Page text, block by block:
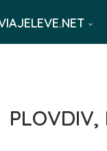
PLOVDIV,